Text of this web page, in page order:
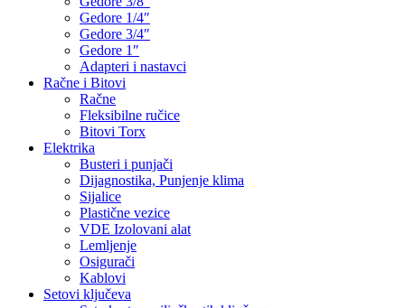
Gedore 1/4″
Gedore 3/4″
Gedore 1″
Adapteri i nastavci
Račne i Bitovi
Račne
Fleksibilne ručice
Bitovi Torx
Elektrika
Busteri i punjači
Dijagnostika, Punjenje klima
Sijalice
Plastične vezice
VDE Izolovani alat
Lemljenje
Osigurači
Kablovi
Setovi ključeva